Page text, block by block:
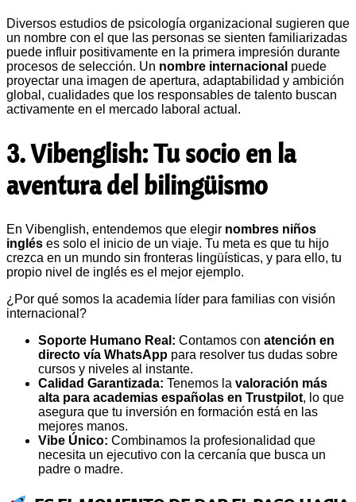
Diversos estudios de psicología organizacional sugieren que
un nombre con el que las personas se sienten familiarizadas
puede influir positivamente en la primera impresión durante
procesos de selección. Un nombre internacional puede
proyectar una imagen de apertura, adaptabilidad y ambición
global, cualidades que los responsables de talento buscan
activamente en el mercado laboral actual.
3. Vibenglish: Tu socio en la
aventura del bilingüismo
En Vibenglish, entendemos que elegir nombres niños
inglés es solo el inicio de un viaje. Tu meta es que tu hijo
crezca en un mundo sin fronteras lingüísticas, y para ello, tu
propio nivel de inglés es el mejor ejemplo.
¿Por qué somos la academia líder para familias con visión
internacional?
Soporte Humano Real: Contamos con atención en
directo vía WhatsApp para resolver tus dudas sobre
cursos y niveles al instante.
Calidad Garantizada: Tenemos la valoración más
alta para academias españolas en Trustpilot, lo que
asegura que tu inversión en formación está en las
mejores manos.
Vibe Único: Combinamos la profesionalidad que
necesita un ejecutivo con la cercanía que busca un
padre o madre.